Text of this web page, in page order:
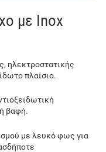
με Inox
ηλεκτροστατικής
πλαίσιο.
βαφή.
με λευκό φως για